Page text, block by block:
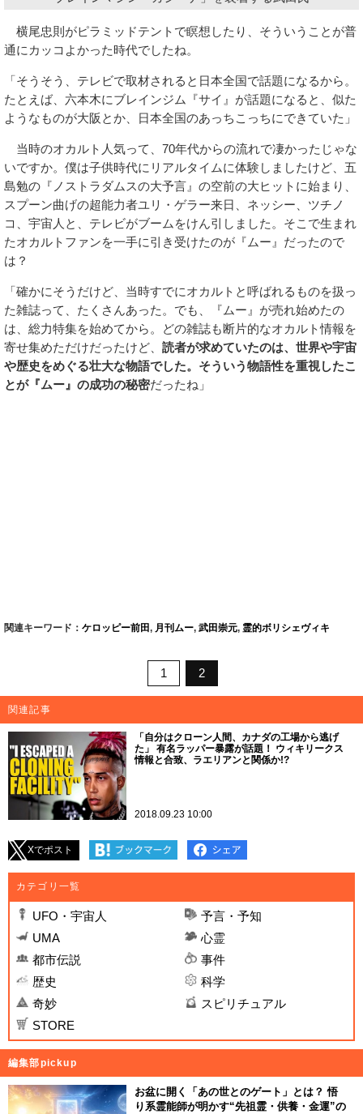
横尾忠則がピラミッドテントで瞑想したり、そういうことが普
通にカッコよかった時代でしたね。
「そうそう、テレビで取材されると日本全国で話題になるから。
たとえば、六本木にブレインジム『サイ』が話題になると、似た
ようなものが大阪とか、日本全国のあっちこっちにできていた」
当時のオカルト人気って、70年代からの流れで凄かったじゃな
いですか。僕は子供時代にリアルタイムに体験しましたけど、五
島勉の『ノストラダムスの大予言』の空前の大ヒットに始まり、
スプーン曲げの超能力者ユリ・ゲラー来日、ネッシー、ツチノ
コ、宇宙人と、テレビがブームをけん引しました。そこで生まれ
たオカルトファンを一手に引き受けたのが『ムー』だったので
は？
「確かにそうだけど、当時すでにオカルトと呼ばれるものを扱っ
た雑誌って、たくさんあった。でも、『ムー』が売れ始めたの
は、総力特集を始めてから。どの雑誌も断片的なオカルト情報を
寄せ集めただけだったけど、 読者が求めていたのは、世界や宇宙
や歴史をめぐる壮大な物語でした。そういう物語性を重視したこ
とが『ムー』の成功の秘密だったね」
関連キーワード： ケロッピー前田, 月刊ムー, 武田崇元, 霊的ボリシェヴィキ
1 2
関連記事
「自分はクローン人間、カナダの工場から逃げ
た」 有名ラッパー暴露が話題！ ウィキリークス
情報と合致、ラエリアンと関係か!?
2018.09.23 10:00
Xでポスト
カテゴリ一覧
UFO・宇宙人
予言・予知
UMA
心霊
都市伝説
事件
歴史
科学
奇妙
スピリチュアル
STORE
編集部pickup
お盆に開く「あの世とのゲート」とは？ 悟
り系霊能師が明かす“先祖霊・供養・金運”の